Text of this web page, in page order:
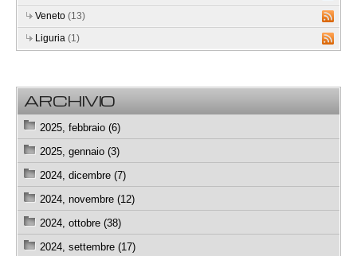
Veneto (13)
Liguria (1)
ARCHIVIO
2025, febbraio (6)
2025, gennaio (3)
2024, dicembre (7)
2024, novembre (12)
2024, ottobre (38)
2024, settembre (17)